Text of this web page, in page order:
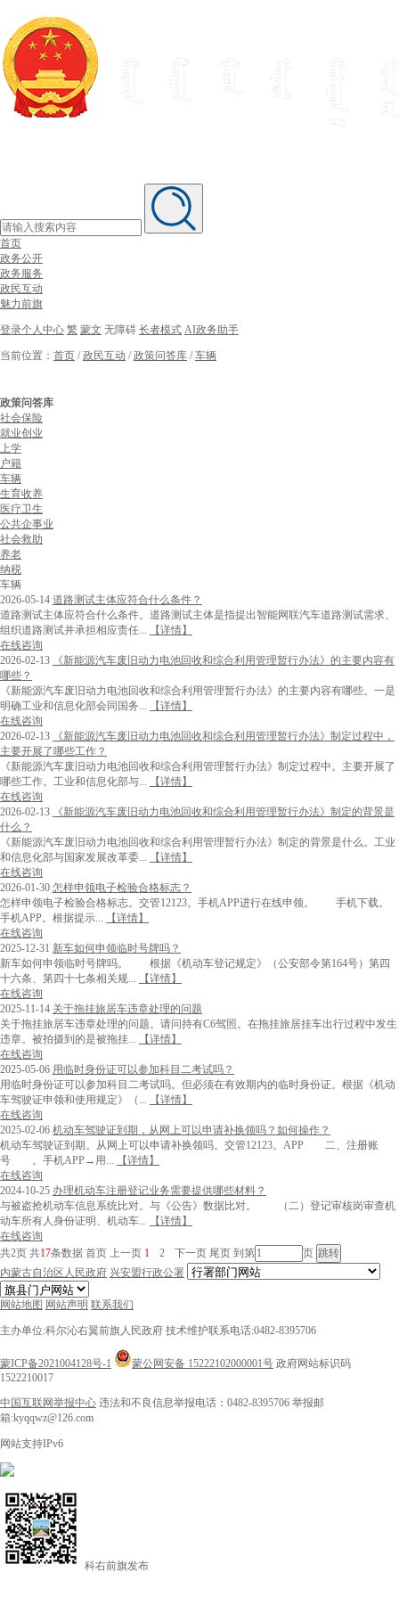
首页
政务公开
政务服务
政民互动
魅力前旗
登录个人中心 繁 蒙文 无障碍 长者模式 AI政务助手
当前位置： 首页 /政民互动 /政策问答库 /车辆
政策问答库
社会保险
就业创业
上学
户籍
车辆
生育收养
医疗卫生
公共企事业
社会救助
养老
纳税
车辆
2026-05-14 道路测试主体应符合什么条件？
道路测试主体应符合什么条件。道路测试主体是指提出智能网联汽车道路测试需求、
组织道路测试并承担相应责任...
【详情】
在线咨询
2026-02-13
《新能源汽车废旧动力电池回收和综合利用管理暂行办法》的主要内容有
哪些？
《新能源汽车废旧动力电池回收和综合利用管理暂行办法》的主要内容有哪些。一是
明确工业和信息化部会同国务...
【详情】
在线咨询
2026-02-13
《新能源汽车废旧动力电池回收和综合利用管理暂行办法》制定过程中，
主要开展了哪些工作？
《新能源汽车废旧动力电池回收和综合利用管理暂行办法》制定过程中。主要开展了
哪些工作。工业和信息化部与...
【详情】
在线咨询
2026-02-13
《新能源汽车废旧动力电池回收和综合利用管理暂行办法》制定的背景是
什么？
《新能源汽车废旧动力电池回收和综合利用管理暂行办法》制定的背景是什么。工业
和信息化部与国家发展改革委...
【详情】
在线咨询
2026-01-30 怎样申领电子检验合格标志？
怎样申领电子检验合格标志。交管12123。手机APP进行在线申领。 手机下载。
手机APP。根据提示...
【详情】
在线咨询
2025-12-31 新车如何申领临时号牌吗？
新车如何申领临时号牌吗。 根据《机动车登记规定》（公安部令第164号）第四
十六条、第四十七条相关规...
【详情】
在线咨询
2025-11-14 关于拖挂旅居车违章处理的问题
关于拖挂旅居车违章处理的问题。请问持有C6驾照。在拖挂旅居挂车出行过程中发生
违章。被拍摄到的是被拖挂...
【详情】
在线咨询
2025-05-06 用临时身份证可以参加科目二考试吗？
用临时身份证可以参加科目二考试吗。但必须在有效期内的临时身份证。根据《机动
车驾驶证申领和使用规定》（...
【详情】
在线咨询
2025-02-06 机动车驾驶证到期，从网上可以申请补换领吗？如何操作？
机动车驾驶证到期。从网上可以申请补换领吗。交管12123。APP 二、注册账
号 。手机APP→用...
【详情】
在线咨询
2024-10-25 办理机动车注册登记业务需要提供哪些材料？
与被盗抢机动车信息系统比对。与《公告》数据比对。 （二）登记审核岗审查机
动车所有人身份证明、机动车...
【详情】
在线咨询
共2页 共17条数据 首页 上一页 1 2 下一页 尾页 到第
页
内蒙古自治区人民政府 兴安盟行政公署
网站地图 网站声明 联系我们
主办单位:科尔沁右翼前旗人民政府 技术维护联系电话:0482-8395706
蒙ICP备2021004128号-1 蒙公网安备 15222102000001号 政府网站标识码
1522210017
中国互联网举报中心 违法和不良信息举报电话：0482-8395706 举报邮
箱:kyqqwz@126.com
网站支持IPv6
科右前旗发布